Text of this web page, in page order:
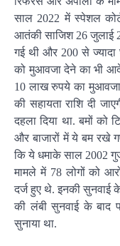
साल 2022 में स्पेशल
आतंकी साजिश 26 जुलाई
गई थी और 200 से ज्यादा
को मुआवजा देने का भी
10 लाख रुपये का
की सहायता राशि दी
दहला दिया था. बमों को
और बाजारों में ये बम रखे
कि ये धमाके साल 2002
मामले में 78 लोगों को
दर्ज हुए थे. इनकी सुनवाई
की लंबी सुनवाई के बाद
सुनाया था.